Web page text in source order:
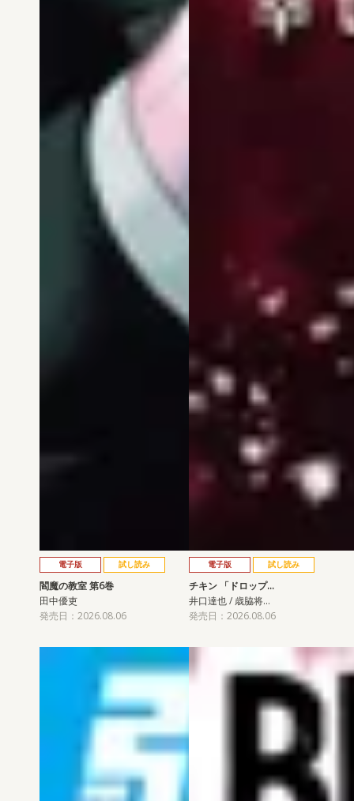
電子版 試し読み
閻魔の教室 第6巻
田中優吏
発売日：2026.08.06
電子版 試し読み
チキン 「ドロップ…
井口達也 / 歳脇将…
発売日：2026.08.06